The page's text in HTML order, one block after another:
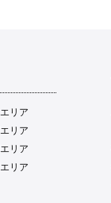
リア
リア
リア
リア